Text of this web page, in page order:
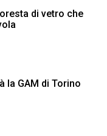
di vetro che
la GAM di Torino